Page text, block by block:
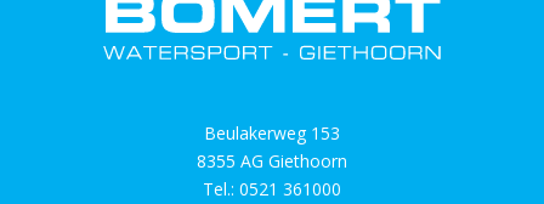
Beulakerweg 153
8355 AG Giethoorn
Tel.: 0521 361000